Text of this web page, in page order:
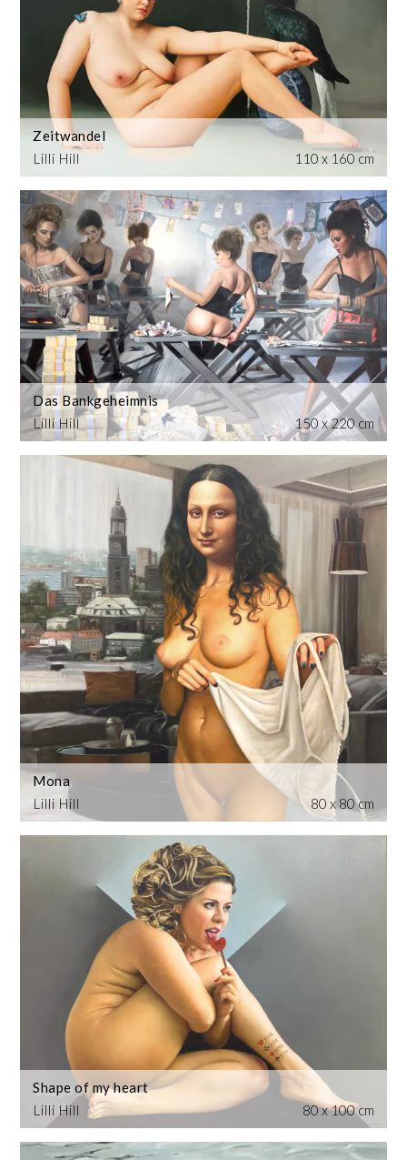
Lilli Hill
Zeitwandel
110 x 160 cm
Lilli Hill
Das Bankgeheimnis
150 x 220 cm
Lilli Hill
Mona
80 x 80 cm
Lilli Hill
Shape of my heart
80 x 100 cm